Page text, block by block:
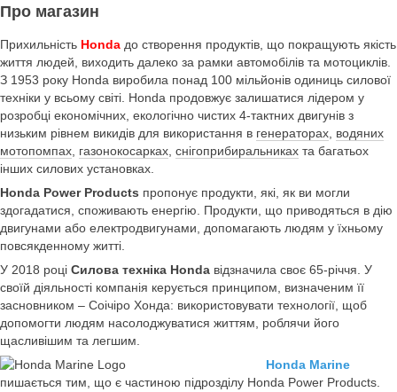
Про магазин
Прихильність Honda до створення продуктів, що покращують якість
життя людей, виходить далеко за рамки автомобілів та мотоциклів.
З 1953 року Honda виробила понад 100 мільйонів одиниць силової
техніки у всьому світі. Honda продовжує залишатися лідером у
розробці економічних, екологічно чистих 4-тактних двигунів з
низьким рівнем викидів для використання в генераторах, водяних
мотопомпах, газонокосарках, снігоприбиральниках та багатьох
інших силових установках.
Honda Power Products пропонує продукти, які, як ви могли
здогадатися, споживають енергію. Продукти, що приводяться в дію
двигунами або електродвигунами, допомагають людям у їхньому
повсякденному житті.
У 2018 році Силова техніка Honda відзначила своє 65-річчя. У
своїй діяльності компанія керується принципом, визначеним її
засновником – Соічіро Хонда: використовувати технології, щоб
допомогти людям насолоджуватися життям, роблячи його
щасливішим та легшим.
Honda Marine
пишається тим, що є частиною підрозділу Honda Power Products.